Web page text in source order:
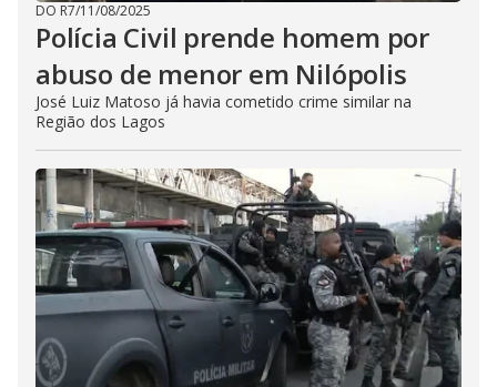
DO R7/11/08/2025
Polícia Civil prende homem por
abuso de menor em Nilópolis
José Luiz Matoso já havia cometido crime similar na
Região dos Lagos